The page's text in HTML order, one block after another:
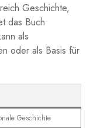
Geschichte,
das Buch
als
oder als Basis für
Geschichte